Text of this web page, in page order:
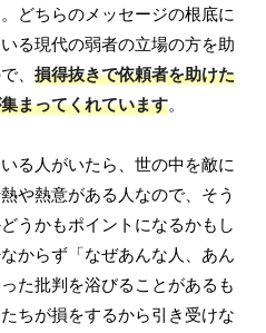
どちらのメッセージの根底に
る現代の弱者の立場の方を助
、 損得抜きで依頼者を助けた
まってくれています。
る人がいたら、世の中を敵に
や熱意がある人なので、そう
うかもポイントになるかもし
からず「なぜあんな人、あん
た批判を浴びることがあるも
ちが損をするから引き受けな